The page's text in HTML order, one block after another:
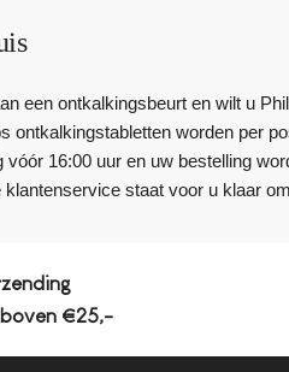
een ontkalkingsbeurt en wilt u
ontkalkingstabletten worden per
16:00 uur en uw bestelling
staat voor u klaar
€25,-